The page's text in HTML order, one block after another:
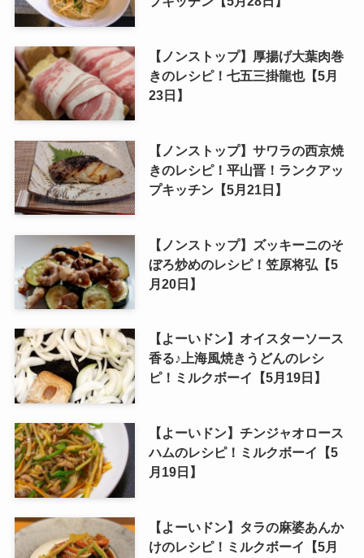
【ノンストップ】厚揚げ大葉肉巻
きのレシピ！七五三掛龍也【5月
23日】
【ノンストップ】サワラの西京焼
きのレシピ！平山晋！ランクアッ
プキッチン【5月21日】
【ノンストップ】ズッキーニのそ
ぼろ炒めのレシピ！笠原将弘【5
月20日】
【よーいドン】オイスターソース
香る♪上海風焼きうどんのレシ
ピ！ミルクボーイ【5月19日】
【よーいドン】チンジャオロース
ハムのレシピ！ミルクボーイ【5
月19日】
【よーいドン】タラの麻婆あんか
けのレシピ！ミルクボーイ【5月